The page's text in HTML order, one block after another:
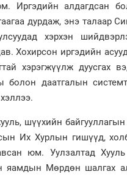
Иргэдийн алдагдсан
дурдаж, энэ талаар
хэрхэн
Хохирсон иргэдийн
хэрэгжүүлж дуусгах
болон даатгалын
шүүхийн
Их Хурлын гишүүд,
юм. Уулзалтад
яамдын Мөрдөн шалгах